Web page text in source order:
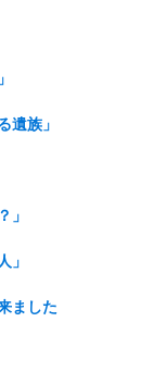
遺族」
」
」
ました